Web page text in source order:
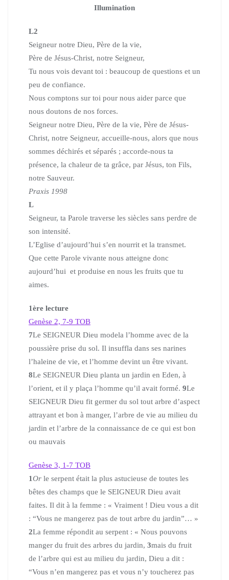
Illumination
L2
Seigneur notre Dieu, Père de la vie,
Père de Jésus-Christ, notre Seigneur,
Tu nous vois devant toi : beaucoup de questions et un
peu de confiance.
Nous comptons sur toi pour nous aider parce que
nous doutons de nos forces.
Seigneur notre Dieu, Père de la vie, Père de Jésus-
Christ, notre Seigneur, accueille-nous, alors que nous
sommes déchirés et séparés ; accorde-nous ta
présence, la chaleur de ta grâce, par Jésus, ton Fils,
notre Sauveur.
Praxis 1998
L
Seigneur, ta Parole traverse les siècles sans perdre de
son intensité.
L’Eglise d’aujourd’hui s’en nourrit et la transmet.
Que cette Parole vivante nous atteigne donc
aujourd’hui et produise en nous les fruits que tu
aimes.
1ère lecture
Genèse 2, 7-9 TOB
7Le SEIGNEUR Dieu modela l’homme avec de la
poussière prise du sol. Il insuffla dans ses narines
l’haleine de vie, et l’homme devint un être vivant.
8Le SEIGNEUR Dieu planta un jardin en Eden, à
l’orient, et il y plaça l’homme qu’il avait formé. 9Le
SEIGNEUR Dieu fit germer du sol tout arbre d’aspect
attrayant et bon à manger, l’arbre de vie au milieu du
jardin et l’arbre de la connaissance de ce qui est bon
ou mauvais
Genèse 3, 1-7 TOB
1Or le serpent était la plus astucieuse de toutes les
bêtes des champs que le SEIGNEUR Dieu avait
faites. Il dit à la femme : « Vraiment ! Dieu vous a dit
: “Vous ne mangerez pas de tout arbre du jardin”… »
2La femme répondit au serpent : « Nous pouvons
manger du fruit des arbres du jardin, 3mais du fruit
de l’arbre qui est au milieu du jardin, Dieu a dit :
“Vous n’en mangerez pas et vous n’y toucherez pas